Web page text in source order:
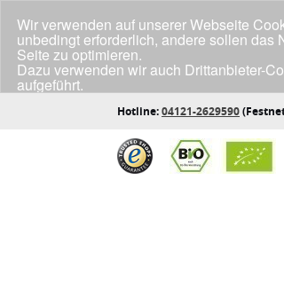
Hotline:04121-2629590
Wir verwenden auf unserer Webseite
unbedingt erforderlich, andere sollen das
Seite zu optimieren.
Dazu verwenden wir auch Drittanbieter-
aufgeführt.
Klicke unten auf "Annehmen", wenn du